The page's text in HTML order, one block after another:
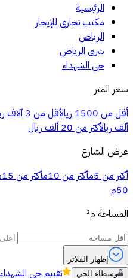
الرئيسية
مكتب تجاري للإيجار
الرياض
شرق الرياض
حي الشهداء
سعر المتر
أقل من 1500 ريال
أقل من 3 آلاف ريال
ألف ريالأكثر من 20 ألف ريال
عرض الشارع
أكثر من 5م
أكثر من 10م أكثر من 15م
50م
المساحة م²
إظهار الفلاتر
وسطاء الحي
تقييمحي الشهداء